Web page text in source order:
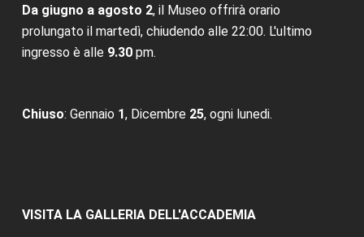
Da giugno a agosto 2, il Museo offrirà orario
prolungato il martedì, chiudendo alle 22:00. L'ultimo
ingresso è alle 9.30pm.
Chiuso: Gennaio 1, Dicembre 25, ogni lunedi.
VISITA LA GALLERIA DELL'ACCADEMIA